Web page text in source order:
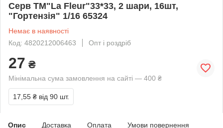
Серв ТМ"La Fleur"33*33, 2 шари, 16шт,
"Гортензія" 1/16 65324
Немає в наявності
Код: 4820212006463
Опт і роздріб
27 ₴
Мінімальна сума замовлення на сайті — 400 ₴
17,55 ₴ від 90 шт.
Опис Доставка Оплата Умови повернення